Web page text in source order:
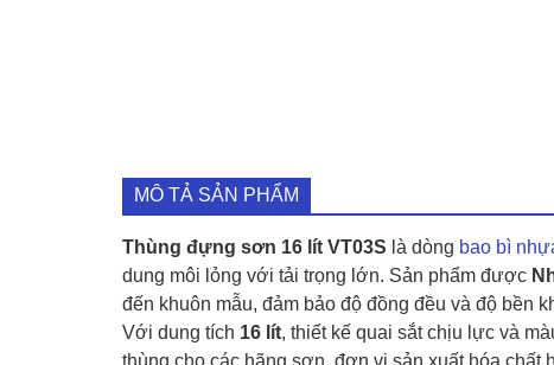
MÔ TẢ SẢN PHẨM
Thùng đựng sơn 16 lít VT03S là dòng bao bì
dung môi lỏng với tải trọng lớn. Sản phẩm được
đến khuôn mẫu, đảm bảo độ đồng đều và độ bền
Với dung tích 16 lít, thiết kế quai sắt chịu lực và
thùng cho các hãng sơn, đơn vị sản xuất hóa chất